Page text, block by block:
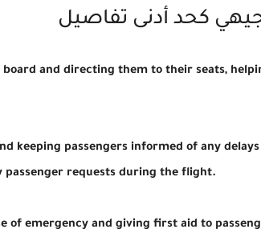
board and directing them to their seats,
keeping passengers informed of any
passenger requests during the flight.
of emergency and giving first aid to